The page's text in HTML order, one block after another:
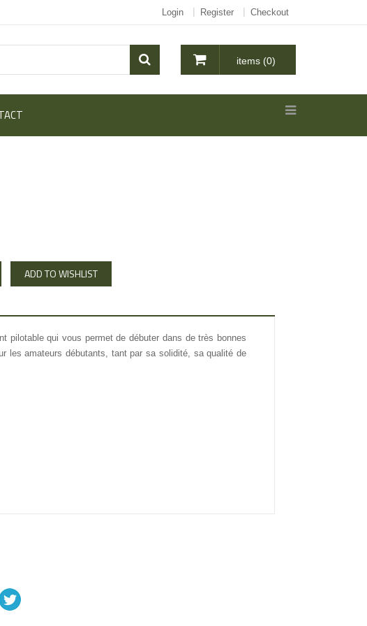
Login Register Checkout
items (0)
pilotable qui vous permet de débuter dans de très bonnes
les amateurs débutants, tant par sa solidité, sa qualité de